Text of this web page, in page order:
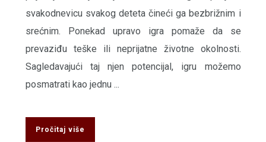
svakodnevicu svakog deteta čineći ga bezbrižnim i
srećnim. Ponekad upravo igra pomaže da se
prevaziđu teške ili neprijatne životne okolnosti.
Sagledavajući taj njen potencijal, igru možemo
posmatrati kao jednu ...
Pročitaj više